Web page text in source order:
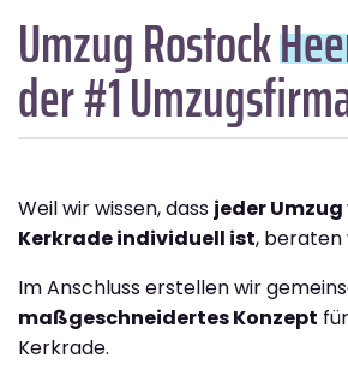
Umzug Rostock
der #1
Weil wir wissen, dass jeder
Kerkrade individuell ist, beraten
Im Anschluss erstellen wir
maßgeschneidertes Konzept
Kerkrade.